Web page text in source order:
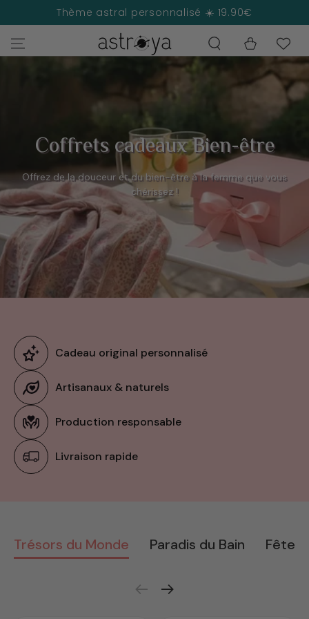
IGNORER LE
CONTENUThème astral personnalisé ☀️ 19.90€
Panier
Coffrets cadeaux Bien-être
Offrez de la douceur et du bien-être à la femme que vous
chérissez !
Cadeau original personnalisé
Artisanaux & naturels
Production responsable
Livraison rapide
Trésors du Monde Paradis du Bain Fête